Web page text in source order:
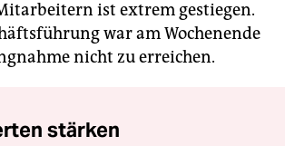
ist extrem gestiegen.
war am Wochenende
nicht zu erreichen.
stärken